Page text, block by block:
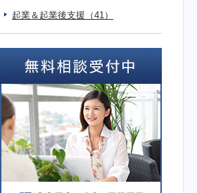
起業＆起業後支援（41）